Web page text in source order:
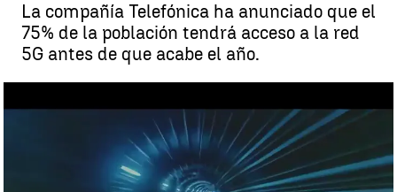
La compañía Telefónica ha anunciado que el
75% de la población tendrá acceso a la red
5G antes de que acabe el año.
Noticias